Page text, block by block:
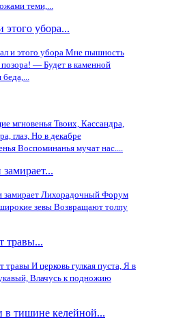
теми,...
этого убора...
и этого убора Мне пышность
позора! — Будет в каменной
беда,...
мгновенья Твоих, Кассандра,
глаз, Но в декабре
Воспоминанья мучат нас....
замирает Лихорадочный Форум
зевы Возвращают толпу
травы...
травы И церковь гулкая пуста, Я в
Влачусь к подножию
в тишине келейной...